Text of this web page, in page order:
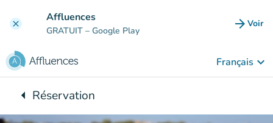
clear Affluences
GRATUIT – Google Play arrow_forward Voir
Français keyboard_arrow_down
arrow_leftRetour à :
Réservation